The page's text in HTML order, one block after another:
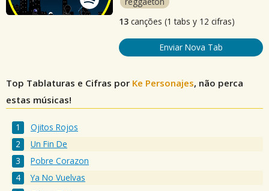
13 canções (1 tabs y 12 cifras)
Enviar Nova Tab
Top Tablaturas e Cifras por Ke Personajes, não perca
estas músicas!
Ojitos Rojos
Un Fin De
Pobre Corazon
Ya No Vuelvas